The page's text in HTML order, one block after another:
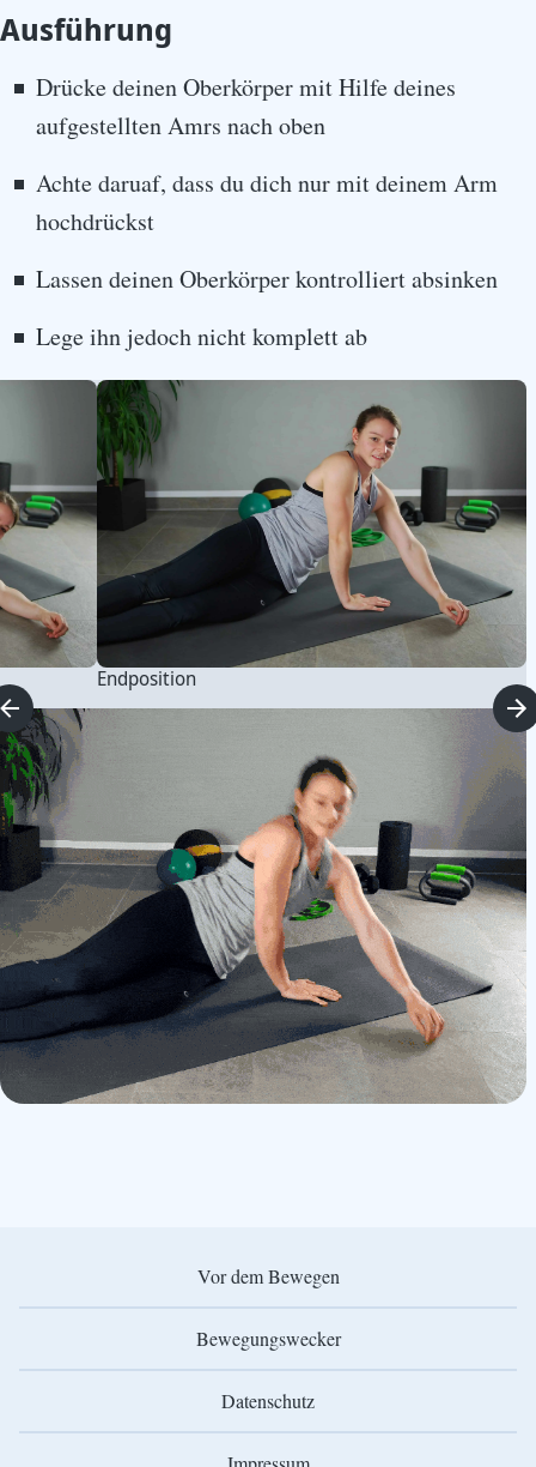
Ausführung
Drücke deinen Oberkörper mit Hilfe deines
aufgestellten Amrs nach oben
Achte daruaf, dass du dich nur mit deinem Arm
hochdrückst
Lassen deinen Oberkörper kontrolliert absinken
Lege ihn jedoch nicht komplett ab
Endposition
Vor dem Bewegen
Bewegungswecker
Datenschutz